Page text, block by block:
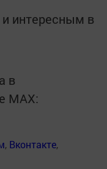
интересным в
в
MАХ:
, Вконтакте,